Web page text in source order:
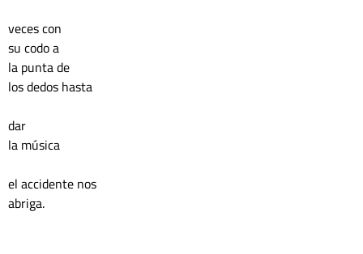
veces con
su codo a
la punta de
los dedos hasta
dar
la música
el accidente nos
abriga.